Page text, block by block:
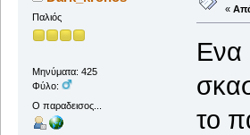
Παλιός
Μηνύματα: 425
Φύλο:
Ο παραδεισος...
«
Ενα
το